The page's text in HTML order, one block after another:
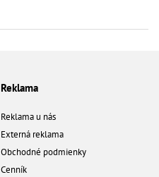
Reklama
Reklama u nás
Externá reklama
Obchodné podmienky
Cenník